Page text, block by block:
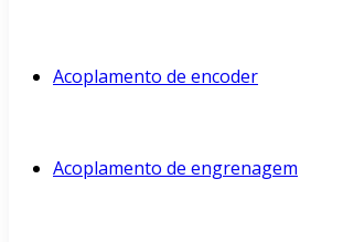
Acoplamento de encoder
Acoplamento de engrenagem